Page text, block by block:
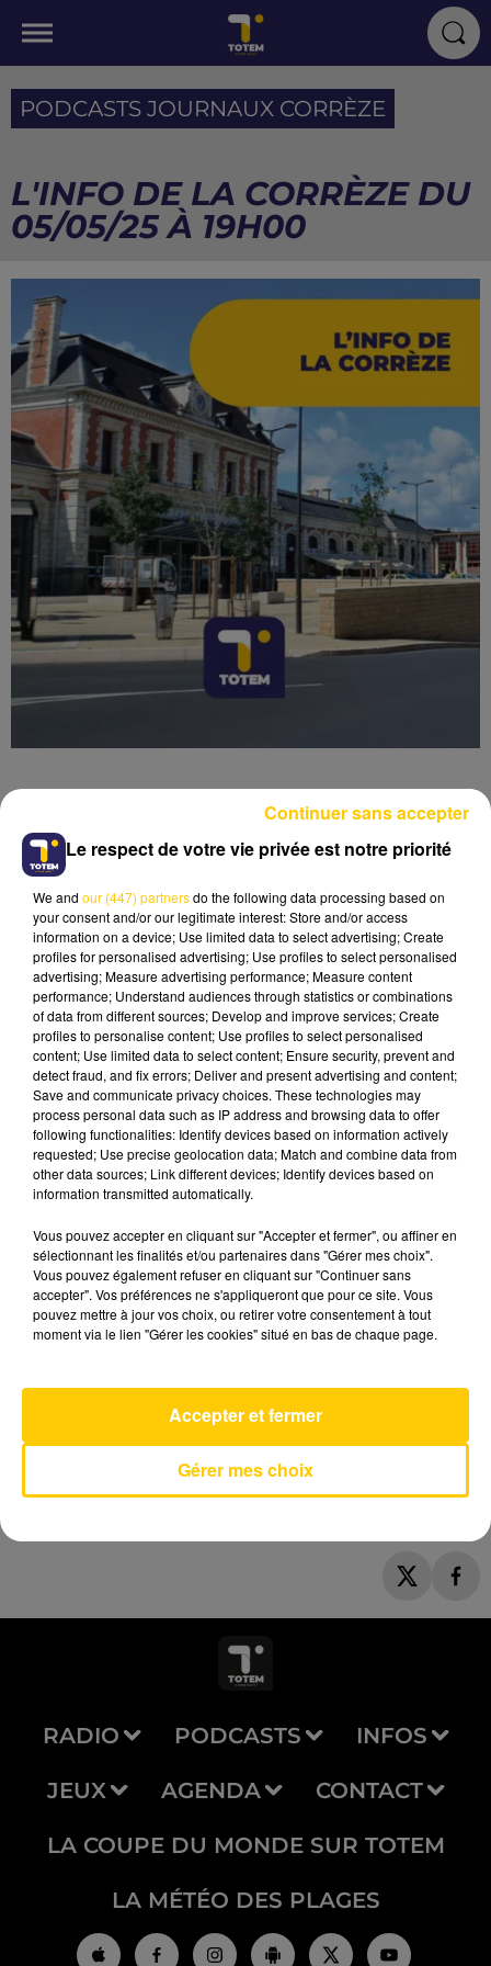
PODCASTS JOURNAUX CORRÈZE
L'INFO DE LA CORRÈZE DU
05/05/25 À 19H00
5 mai 2025 - 3 min 41 sec
L'INFO DE LA CORRÈZE DU 05/05/25 À
19H00
Ecoutez sur Totem l'information à Tulle, Brive,
dans le Nord du Lot et le pays sarladais avec les
reportages de nos journalistes sur le terrain.
VERONIQUE SANSON
RADIO PODCASTS INFOS
JEUX AGENDA CONTACT
LA COUPE DU MONDE SUR TOTEM
LA MÉTÉO DES PLAGES
Le respect de votre vie privée est notre priorité
We and our (447) partnersdo the following data processing based on
your consent and/or our legitimate interest: Store and/or access
information on a device; Use limited data to select advertising; Create
profiles for personalised advertising; Use profiles to select personalised
advertising; Measure advertising performance; Measure content
performance; Understand audiences through statistics or combinations
of data from different sources; Develop and improve services; Create
profiles to personalise content; Use profiles to select personalised
content; Use limited data to select content; Ensure security, prevent and
detect fraud, and fix errors; Deliver and present advertising and content;
Save and communicate privacy choices. These technologies may
process personal data such as IP address and browsing data to offer
following functionalities: Identify devices based on information actively
requested; Use precise geolocation data; Match and combine data from
other data sources; Link different devices; Identify devices based on
information transmitted automatically.
Vous pouvez accepter en cliquant sur "Accepter et fermer", ou affiner en
sélectionnant les finalités et/ou partenaires dans "Gérer mes choix".
Vous pouvez également refuser en cliquant sur "Continuer sans
accepter". Vos préférences ne s'appliqueront que pour ce site. Vous
pouvez mettre à jour vos choix, ou retirer votre consentement à tout
moment via le lien "Gérer les cookies" situé en bas de chaque page.
Gérer mes choix
Accepter et fermer
Continuer sans accepter